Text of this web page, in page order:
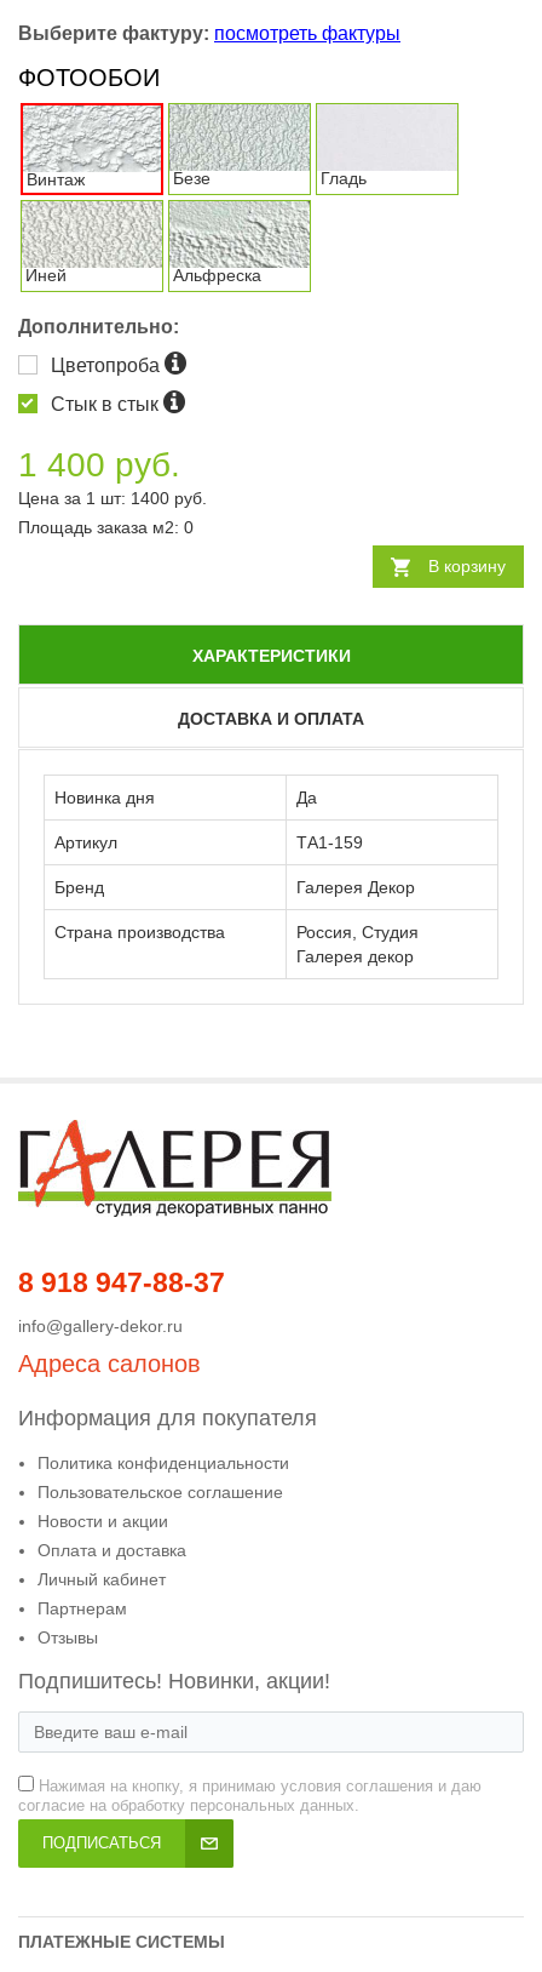
Выберите фактуру: посмотреть фактуры
ФОТООБОИ
Винтаж Безе Гладь
Иней Альфреска
Дополнительно:
Цветопроба
Стык в стык
1 400 руб.
Цена за 1 шт: 1400 руб.
Площадь заказа м2: 0
В корзину
ХАРАКТЕРИСТИКИ
ДОСТАВКА И ОПЛАТА
Новинка дня Да
Артикул ТА1-159
Бренд Галерея Декор
Страна производства
Россия, Студия
Галерея декор
8 918 947-88-37
info@gallery-dekor.ru
Адреса салонов
Информация для покупателя
Политика конфиденциальности
Пользовательское соглашение
Новости и акции
Оплата и доставка
Личный кабинет
Партнерам
Отзывы
Подпишитесь! Новинки, акции!
Нажимая на кнопку, я принимаю условия соглашения и даю
согласие на обработку персональных данных.
ПОДПИСАТЬСЯ
ПЛАТЕЖНЫЕ СИСТЕМЫ